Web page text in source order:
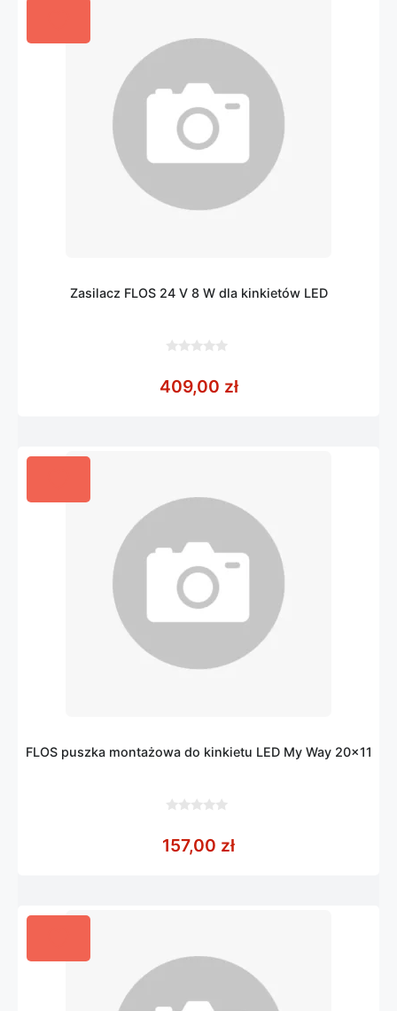
Zasilacz FLOS 24 V 8 W dla kinkietów LED
5
409,00 zł
FLOS puszka montażowa do kinkietu LED My Way 20×11
5
157,00 zł